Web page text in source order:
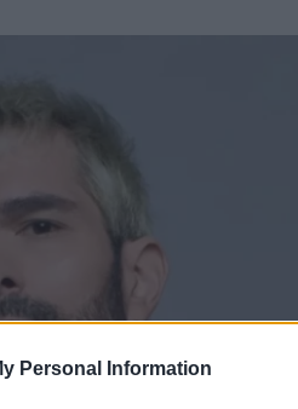
Personal Information